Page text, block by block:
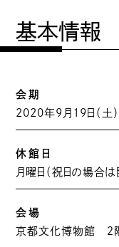
基本情報
会期
2020年9月19日（土）
休館日
月曜日（祝日の場合は
会場
京都文化博物館 ２